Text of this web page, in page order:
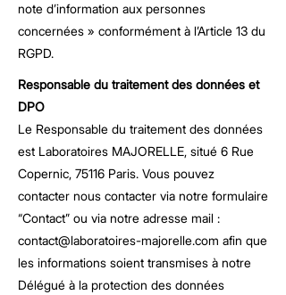
note d’information aux personnes
concernées » conformément à l’Article 13 du
RGPD.
Responsable du traitement des données et
DPO
Le Responsable du traitement des données
est Laboratoires MAJORELLE, situé 6 Rue
Copernic, 75116 Paris. Vous pouvez
contacter nous contacter via notre formulaire
“Contact” ou via notre adresse mail :
contact@laboratoires-majorelle.com afin que
les informations soient transmises à notre
Délégué à la protection des données